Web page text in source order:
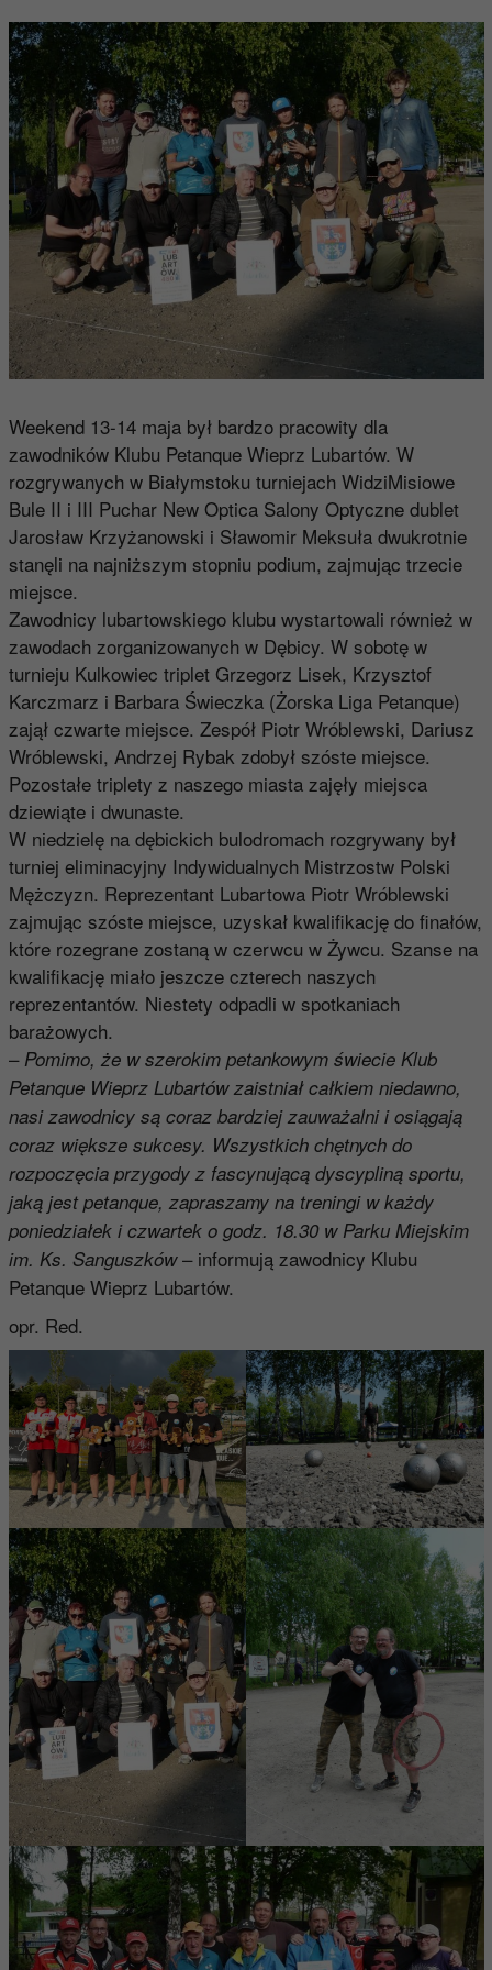
Weekend 13-14 maja był bardzo pracowity dla
zawodników Klubu Petanque Wieprz Lubartów. W
rozgrywanych w Białymstoku turniejach WidziMisiowe
Bule II i III Puchar New Optica Salony Optyczne dublet
Jarosław Krzyżanowski i Sławomir Meksuła dwukrotnie
stanęli na najniższym stopniu podium, zajmując trzecie
miejsce.
Zawodnicy lubartowskiego klubu wystartowali również w
zawodach zorganizowanych w Dębicy. W sobotę w
turnieju Kulkowiec triplet Grzegorz Lisek, Krzysztof
Karczmarz i Barbara Świeczka (Żorska Liga Petanque)
zajął czwarte miejsce. Zespół Piotr Wróblewski, Dariusz
Wróblewski, Andrzej Rybak zdobył szóste miejsce.
Pozostałe triplety z naszego miasta zajęły miejsca
dziewiąte i dwunaste.
W niedzielę na dębickich bulodromach rozgrywany był
turniej eliminacyjny Indywidualnych Mistrzostw Polski
Mężczyzn. Reprezentant Lubartowa Piotr Wróblewski
zajmując szóste miejsce, uzyskał kwalifikację do finałów,
które rozegrane zostaną w czerwcu w Żywcu. Szanse na
kwalifikację miało jeszcze czterech naszych
reprezentantów. Niestety odpadli w spotkaniach
barażowych.
– Pomimo, że w szerokim petankowym świecie Klub
Petanque Wieprz Lubartów zaistniał całkiem niedawno,
nasi zawodnicy są coraz bardziej zauważalni i osiągają
coraz większe sukcesy. Wszystkich chętnych do
rozpoczęcia przygody z fascynującą dyscypliną sportu,
jaką jest petanque, zapraszamy na treningi w każdy
poniedziałek i czwartek o godz. 18.30 w Parku Miejskim
im. Ks. Sanguszków– informują zawodnicy Klubu
Petanque Wieprz Lubartów.
opr. Red.